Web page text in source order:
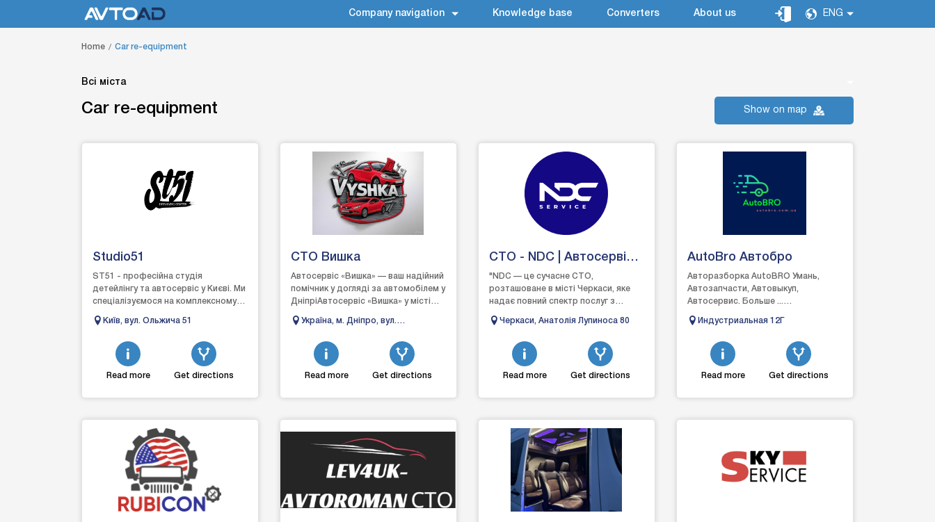
Company navigation Knowledge base Converters About us ENG
Home Car re-equipment
Всі міста
Car re-equipment Show on map
Studio51
ST51 - професійна студія
детейлінгу та автосервіс у Києві. Ми
спеціалізуємося на комплексному
автомобілів. Вик...
Київ, вул. Ольжича 51
Read more Get directions
СТО Вишка
Автосервіс «Вишка» — ваш надійний
помічник у догляді за автомобілем у
ДніпріАвтосервіс «Вишка» у місті
ремонті т...
Україна, м. Дніпро, вул.
Read more Get directions
СТО - NDC | Автосервіс
Черкаси
"NDC — це сучасне СТО,
розташоване в місті Черкаси, яке
надає повний спектр послуг з
автомобілів. Ми спеціалізуємося на
Черкаси, Анатолія Лупиноса 80
Read more Get directions
AutoBro Автобро
Авторазборка AutoBRO Умань,
Автозапчасти, Автовыкуп,
Автосервис. Больше ...
автосервис, автобро.
Индустриальная 12Г
Read more Get directions